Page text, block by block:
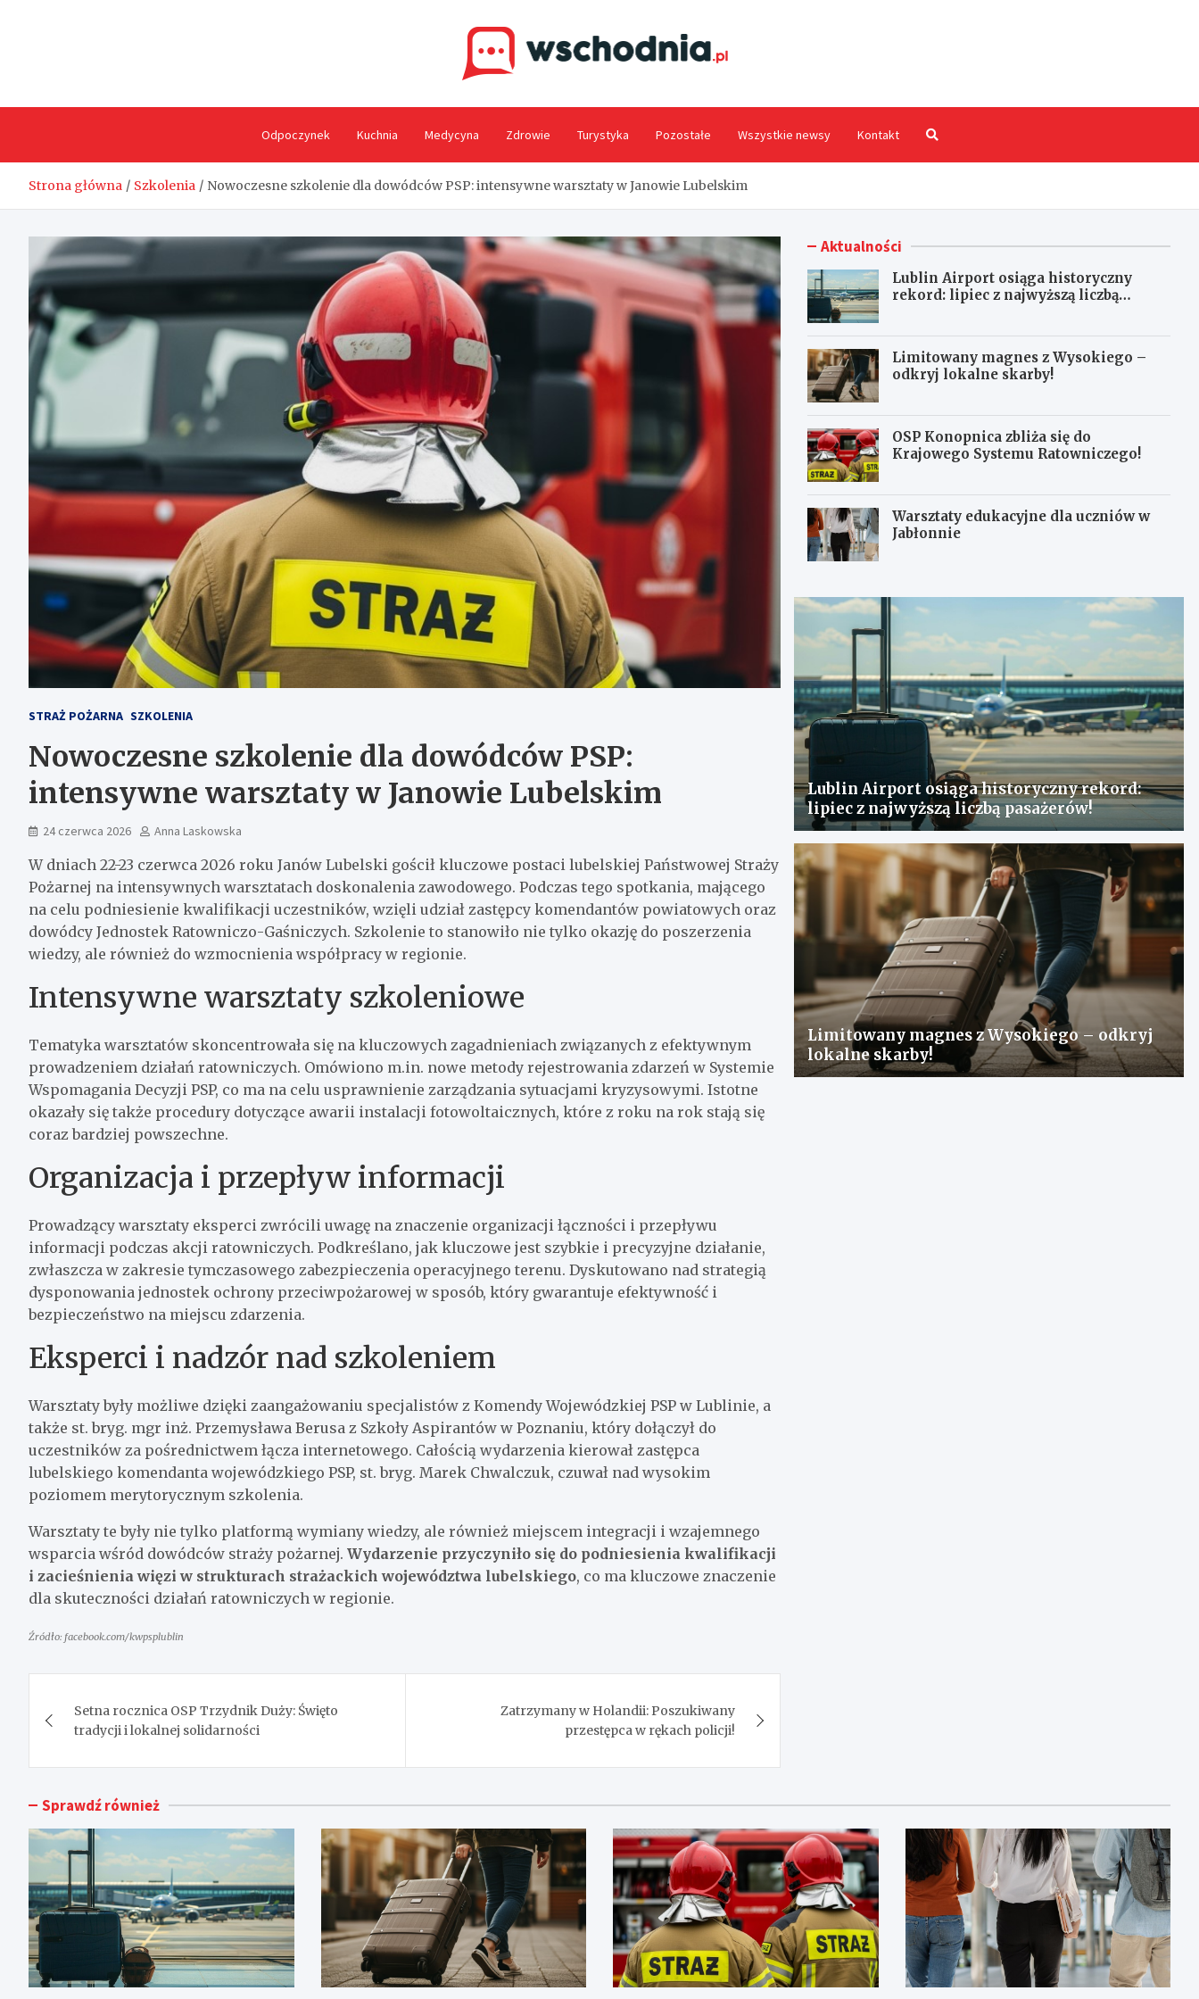
Odpoczynek Kuchnia Medycyna Zdrowie Turystyka Pozostałe Wszystkie newsy Kontakt
Strona główna Szkolenia Nowoczesne szkolenie dla dowódców PSP: intensywne warsztaty w Janowie Lubelskim
STRAŻ POŻARNA SZKOLENIA
Nowoczesne szkolenie dla dowódców PSP:
intensywne warsztaty w Janowie Lubelskim
24 czerwca 2026 Anna Laskowska
W dniach 22-23 czerwca 2026 roku Janów Lubelski gościł kluczowe postaci lubelskiej Państwowej Straży
Pożarnej na intensywnych warsztatach doskonalenia zawodowego. Podczas tego spotkania, mającego
na celu podniesienie kwalifikacji uczestników, wzięli udział zastępcy komendantów powiatowych oraz
dowódcy Jednostek Ratowniczo-Gaśniczych. Szkolenie to stanowiło nie tylko okazję do poszerzenia
wiedzy, ale również do wzmocnienia współpracy w regionie.
Intensywne warsztaty szkoleniowe
Tematyka warsztatów skoncentrowała się na kluczowych zagadnieniach związanych z efektywnym
prowadzeniem działań ratowniczych. Omówiono m.in. nowe metody rejestrowania zdarzeń w Systemie
Wspomagania Decyzji PSP, co ma na celu usprawnienie zarządzania sytuacjami kryzysowymi. Istotne
okazały się także procedury dotyczące awarii instalacji fotowoltaicznych, które z roku na rok stają się
coraz bardziej powszechne.
Organizacja i przepływ informacji
Prowadzący warsztaty eksperci zwrócili uwagę na znaczenie organizacji łączności i przepływu
informacji podczas akcji ratowniczych. Podkreślano, jak kluczowe jest szybkie i precyzyjne działanie,
zwłaszcza w zakresie tymczasowego zabezpieczenia operacyjnego terenu. Dyskutowano nad strategią
dysponowania jednostek ochrony przeciwpożarowej w sposób, który gwarantuje efektywność i
bezpieczeństwo na miejscu zdarzenia.
Eksperci i nadzór nad szkoleniem
Warsztaty były możliwe dzięki zaangażowaniu specjalistów z Komendy Wojewódzkiej PSP w Lublinie, a
także st. bryg. mgr inż. Przemysława Berusa z Szkoły Aspirantów w Poznaniu, który dołączył do
uczestników za pośrednictwem łącza internetowego. Całością wydarzenia kierował zastępca
lubelskiego komendanta wojewódzkiego PSP, st. bryg. Marek Chwalczuk, czuwał nad wysokim
poziomem merytorycznym szkolenia.
Warsztaty te były nie tylko platformą wymiany wiedzy, ale również miejscem integracji i wzajemnego
wsparcia wśród dowódców straży pożarnej. Wydarzenie przyczyniło się do podniesienia kwalifikacji
i zacieśnienia więzi w strukturach strażackich województwa lubelskiego, co ma kluczowe znaczenie
dla skuteczności działań ratowniczych w regionie.
Źródło: facebook.com/kwpsplublin
wpisu
Setna rocznica OSP Trzydnik Duży: Święto
tradycji i lokalnej solidarności
Zatrzymany w Holandii: Poszukiwany
przestępca w rękach policji!
Aktualności
Lublin Airport osiąga historyczny
rekord: lipiec z najwyższą liczbą
Limitowany magnes z Wysokiego –
odkryj lokalne skarby!
OSP Konopnica zbliża się do
Krajowego Systemu Ratowniczego!
Warsztaty edukacyjne dla uczniów w
Jabłonnie
Lublin Airport osiąga historyczny rekord:
lipiec z najwyższą liczbą pasażerów!
Limitowany magnes z Wysokiego – odkryj
lokalne skarby!
Sprawdź również